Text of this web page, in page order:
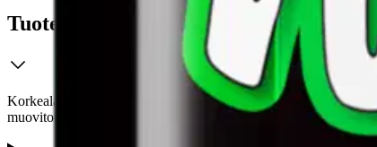
Tuotekuvaus
Korkealaatuinen puhdistusliina auton sisäpuolisten kumi-,
muovitonta ja biohajoavaa. kierrätettävä. Näppärä,